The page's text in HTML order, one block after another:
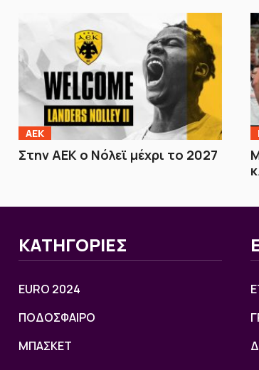
ΑΕΚ
Στην ΑΕΚ ο Νόλεϊ μέχρι το 2027
ΚΑΤΗΓΟΡΙΕΣ
EURO 2024
ΠΟΔΟΣΦΑΙΡΟ
ΜΠΑΣΚΕΤ